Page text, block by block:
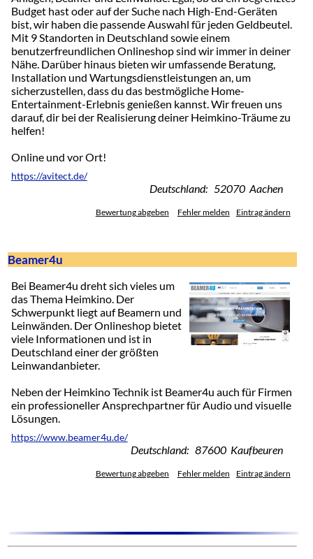
Budget hast oder auf der Suche nach High-End-Geräten
bist, wir haben die passende Auswahl für jeden Geldbeutel.
Mit 9 Standorten in Deutschland sowie einem
benutzerfreundlichen Onlineshop sind wir immer in deiner
Nähe. Darüber hinaus bieten wir umfassende Beratung,
Installation und Wartungsdienstleistungen an, um
sicherzustellen, dass du das bestmögliche Home-
Entertainment-Erlebnis genießen kannst. Wir freuen uns
darauf, dir bei der Realisierung deiner Heimkino-Träume zu
helfen!
Online und vor Ort!
https://avitect.de/
Deutschland: 52070 Aachen
Bewertung abgeben Fehler melden Eintrag ändern
Beamer4u
Bei Beamer4u dreht sich vieles um
das Thema Heimkino. Der
Schwerpunkt liegt auf Beamern und
Leinwänden. Der Onlineshop bietet
viele Informationen und ist in
Deutschland einer der größten
Leinwandanbieter.
Neben der Heimkino Technik ist Beamer4u auch für Firmen
ein professioneller Ansprechpartner für Audio und visuelle
Lösungen.
https://www.beamer4u.de/
Deutschland: 87600 Kaufbeuren
Bewertung abgeben Fehler melden Eintrag ändern